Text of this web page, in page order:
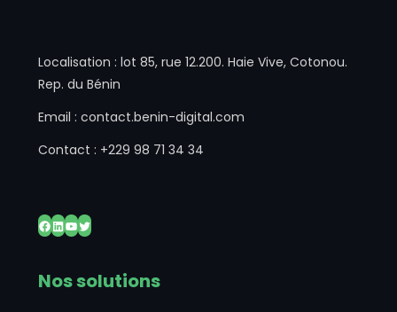
Localisation : lot 85, rue 12.200. Haie Vive, Cotonou.
Rep. du Bénin
Email : contact.benin-digital.com
Contact : +229 98 71 34 34
Facebook
LinkedIn
YouTube
Twitter
Nos solutions